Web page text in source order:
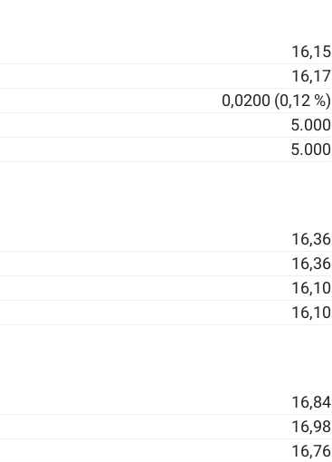
16,15
16,17
0,0200 (0,12 %)
5.000
5.000
16,36
16,36
16,10
16,10
16,84
16,98
16,76